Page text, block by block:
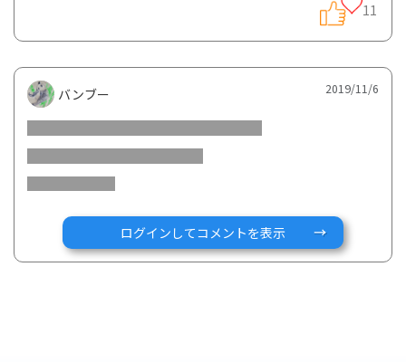
市議会議員さんや国立大学の名誉教授、製薬企業に当事者の
まず冒頭に、私の方から40分程度で、炎症性腸疾患という病
気やその治療について紹介させていただき、その後1時間20
プレゼンテーションの中で、Gコミュニティ内の48名の患者
さんにご協力いただいたアンケートの結果をシェアさせてい
ただきました。IBD患者さんの便回数、トイレの滞在時間な
11
バンブー 2019/11/6
ログインしてコメントを表示